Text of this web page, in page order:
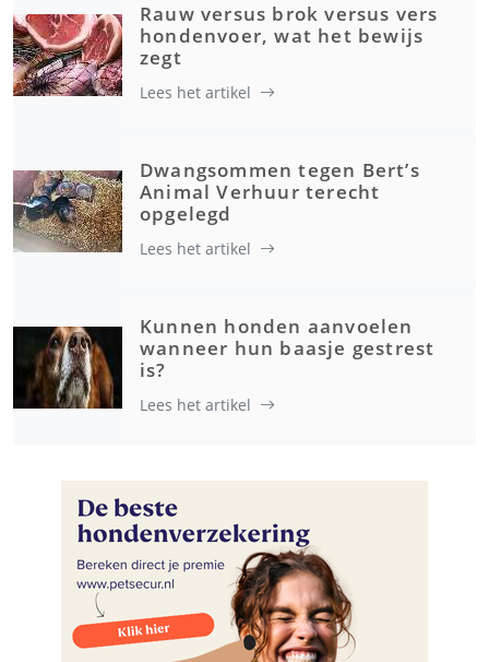
Rauw versus brok versus vers
hondenvoer, wat het bewijs
zegt
Lees het artikel
Dwangsommen tegen Bert’s
Animal Verhuur terecht
opgelegd
Lees het artikel
Kunnen honden aanvoelen
wanneer hun baasje gestrest
is?
Lees het artikel